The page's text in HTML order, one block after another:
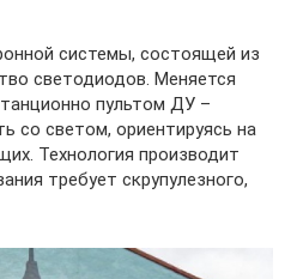
системы, состоящей из
светодиодов. Меняется
пультом ДУ –
со светом, ориентируясь на
Технология производит
требует скрупулезного,